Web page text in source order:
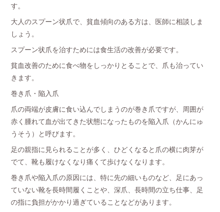
す。
大人のスプーン状爪で、貧血傾向のある方は、医師に相談しま
しょう。
スプーン状爪を治すためには食生活の改善が必要です。
貧血改善のために食べ物をしっかりとることで、爪も治ってい
きます。
巻き爪・陥入爪
爪の両端が皮膚に食い込んでしまうのが巻き爪ですが、周囲が
赤く腫れて血が出てきた状態になったものを陥入爪（かんにゅ
うそう）と呼びます。
足の親指に見られることが多く、ひどくなると爪の横に肉芽が
でて、靴も履けなくなり痛くて歩けなくなります。
巻き爪や陥入爪の原因には、特に先の細いものなど、足にあっ
ていない靴を長時間履くことや、深爪、長時間の立ち仕事、足
の指に負担がかかり過ぎていることなどがあります。